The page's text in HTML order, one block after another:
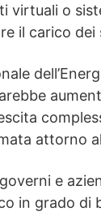
virtuali o
il carico dei
attorno
e
in grado di